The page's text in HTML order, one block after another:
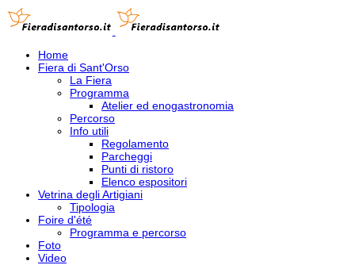
Home
Fiera di Sant'Orso
La Fiera
Programma
Atelier ed enogastronomia
Percorso
Info utili
Regolamento
Parcheggi
Punti di ristoro
Elenco espositori
Vetrina degli Artigiani
Tipologia
Foire d'été
Programma e percorso
Foto
Video